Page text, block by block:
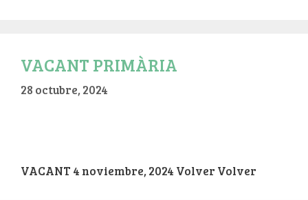
VACANT PRIMÀRIA
28 octubre, 2024
VACANT 4 noviembre, 2024 Volver Volver